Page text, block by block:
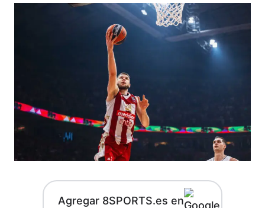
Agregar 8SPORTS.es en